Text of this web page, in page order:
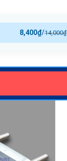
14,000₫
/
8,400₫